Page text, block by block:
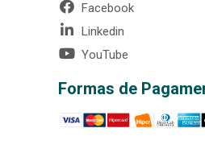
Facebook
Linkedin
YouTube
Formas de